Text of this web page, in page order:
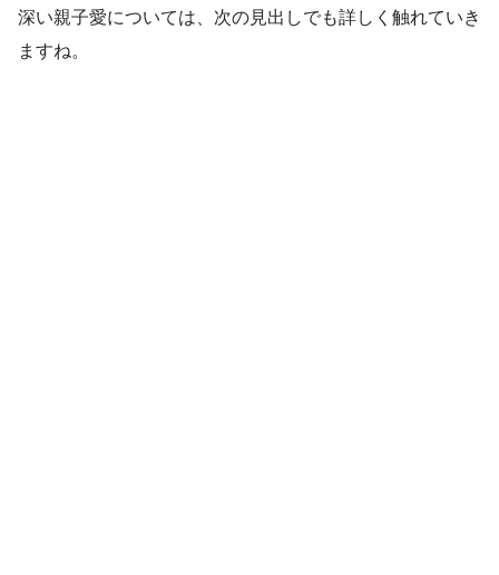
深い親子愛については、次の見出しでも詳しく触れていき
ますね。